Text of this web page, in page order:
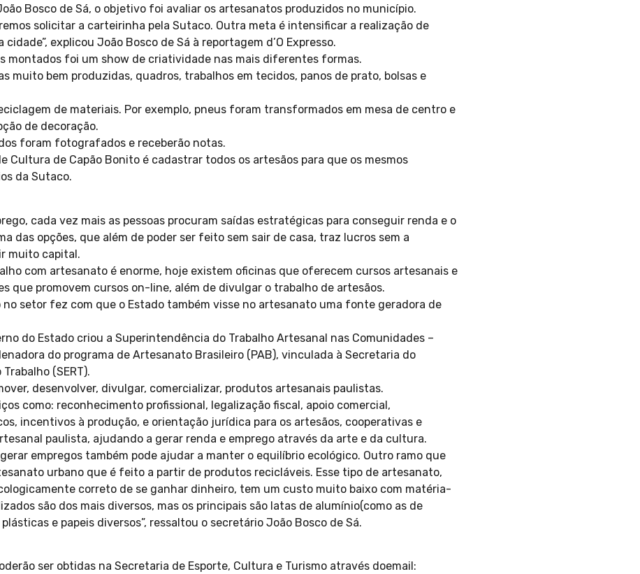
Bosco de Sá, o objetivo foi avaliar os artesanatos produzidos no município.
solicitar a carteirinha pela Sutaco. Outra meta é intensificar a realização de
explicou João Bosco de Sá à reportagem d’O Expresso.
montados foi um show de criatividade nas mais diferentes formas.
muito bem produzidas, quadros, trabalhos em tecidos, panos de prato, bolsas e
de materiais. Por exemplo, pneus foram transformados em mesa de centro e
de decoração.
foram fotografados e receberão notas.
Cultura de Capão Bonito é cadastrar todos os artesãos para que os mesmos
da Sutaco.
cada vez mais as pessoas procuram saídas estratégicas para conseguir renda e o
das opções, que além de poder ser feito sem sair de casa, traz lucros sem a
muito capital.
com artesanato é enorme, hoje existem oficinas que oferecem cursos artesanais e
que promovem cursos on-line, além de divulgar o trabalho de artesãos.
no setor fez com que o Estado também visse no artesanato uma fonte geradora de
do Estado criou a Superintendência do Trabalho Artesanal nas Comunidades –
do programa de Artesanato Brasileiro (PAB), vinculada à Secretaria do
(SERT).
desenvolver, divulgar, comercializar, produtos artesanais paulistas.
como: reconhecimento profissional, legalização fiscal, apoio comercial,
incentivos à produção, e orientação jurídica para os artesãos, cooperativas e
paulista, ajudando a gerar renda e emprego através da arte e da cultura.
empregos também pode ajudar a manter o equilíbrio ecológico. Outro ramo que
urbano que é feito a partir de produtos recicláveis. Esse tipo de artesanato,
correto de se ganhar dinheiro, tem um custo muito baixo com matéria-
são dos mais diversos, mas os principais são latas de alumínio(como as de
e papeis diversos”, ressaltou o secretário João Bosco de Sá.
ser obtidas na Secretaria de Esporte, Cultura e Turismo através doemail: